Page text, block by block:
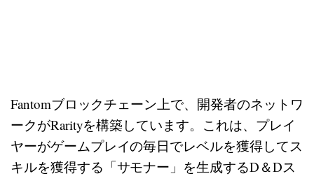
Fantomブロックチェーン上で、開発者のネットワ
ークがRarityを構築しています。これは、プレイ
ヤーがゲームプレイの毎日でレベルを獲得してス
キルを獲得する「サモナー」を生成するD＆Dス